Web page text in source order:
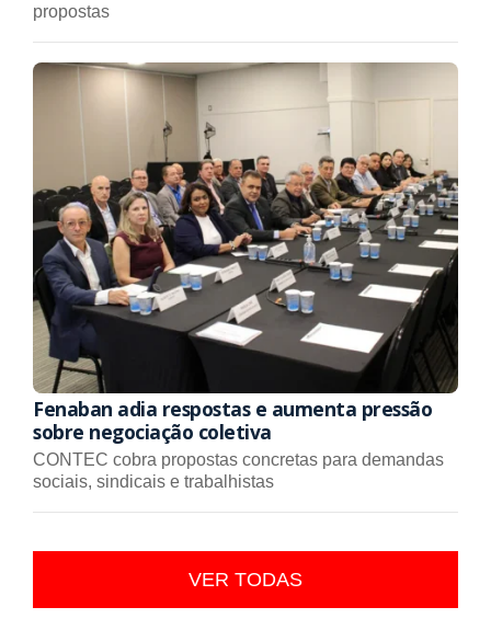
propostas
Fenaban adia respostas e aumenta pressão
sobre negociação coletiva
CONTEC cobra propostas concretas para demandas
sociais, sindicais e trabalhistas
VER TODAS